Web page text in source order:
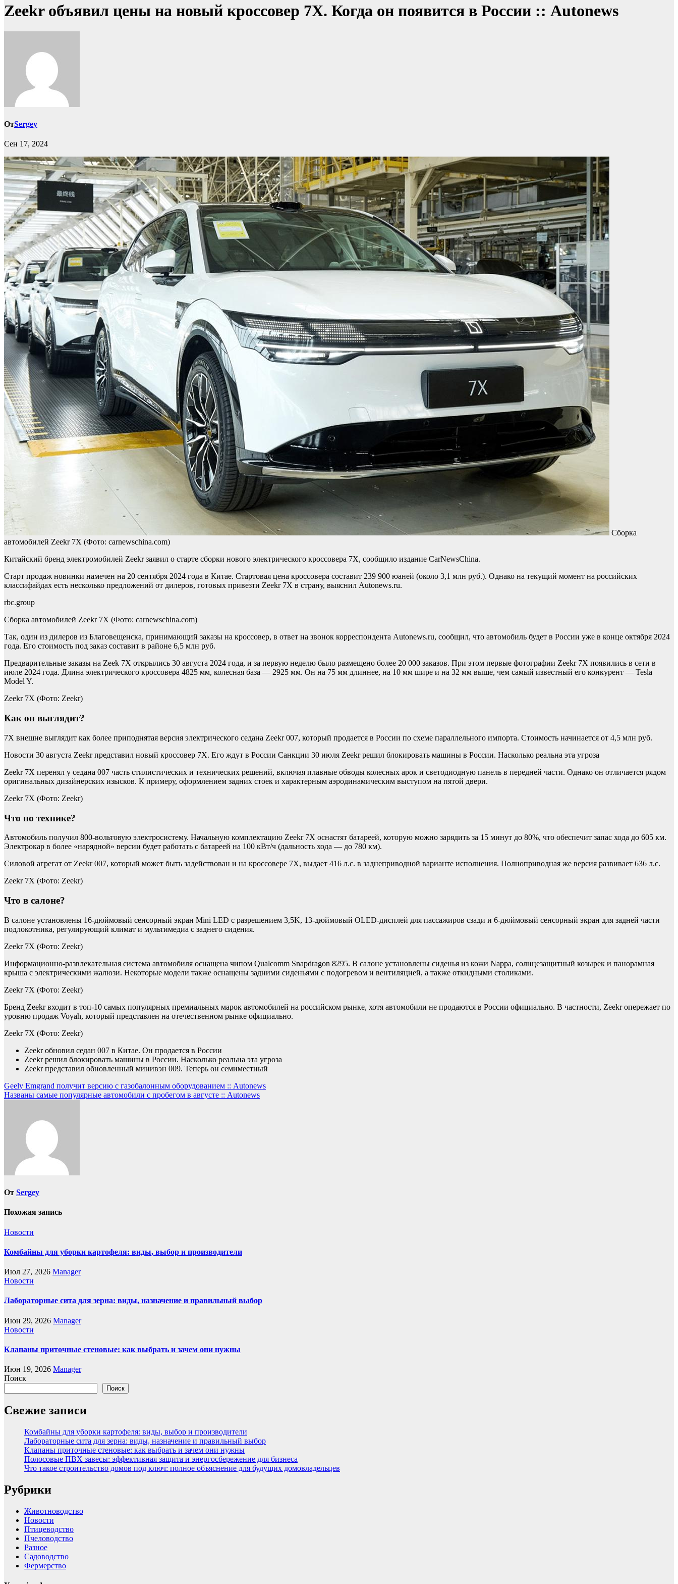
Zeekr объявил цены на новый кроссовер 7X. Когда он появится в России :: Autonews
ОтSergey
Сен 17, 2024
Сборка
автомобилей Zeekr 7X (Фото: carnewschina.com)
Китайский бренд электромобилей Zeekr заявил о старте сборки нового электрического кроссовера 7X, сообщило издание CarNewsChina.
Старт продаж новинки намечен на 20 сентября 2024 года в Китае. Стартовая цена кроссовера составит 239 900 юаней (около 3,1 млн руб.). Однако на текущий момент на российских
классифайдах есть несколько предложений от дилеров, готовых привезти Zeekr 7X в страну, выяснил Autonews.ru.
rbc.group
Сборка автомобилей Zeekr 7X (Фото: carnewschina.com)
Так, один из дилеров из Благовещенска, принимающий заказы на кроссовер, в ответ на звонок корреспондента Autonews.ru, сообщил, что автомобиль будет в России уже в конце октября 2024
года. Его стоимость под заказ составит в районе 6,5 млн руб.
Предварительные заказы на Zeek 7X открылись 30 августа 2024 года, и за первую неделю было размещено более 20 000 заказов. При этом первые фотографии Zeekr 7X появились в сети в
июле 2024 года. Длина электрического кроссовера 4825 мм, колесная база — 2925 мм. Он на 75 мм длиннее, на 10 мм шире и на 32 мм выше, чем самый известный его конкурент — Tesla
Model Y.
Zeekr 7X (Фото: Zeekr)
Как он выглядит?
7X внешне выглядит как более приподнятая версия электрического седана Zeekr 007, который продается в России по схеме параллельного импорта. Стоимость начинается от 4,5 млн руб.
Новости 30 августа Zeekr представил новый кроссовер 7X. Его ждут в России Санкции 30 июля Zeekr решил блокировать машины в России. Насколько реальна эта угроза
Zeekr 7X перенял у седана 007 часть стилистических и технических решений, включая плавные обводы колесных арок и светодиодную панель в передней части. Однако он отличается рядом
оригинальных дизайнерских изысков. К примеру, оформлением задних стоек и характерным аэродинамическим выступом на пятой двери.
Zeekr 7X (Фото: Zeekr)
Что по технике?
Автомобиль получил 800-вольтовую электросистему. Начальную комплектацию Zeekr 7X оснастят батареей, которую можно зарядить за 15 минут до 80%, что обеспечит запас хода до 605 км.
Электрокар в более «нарядной» версии будет работать с батареей на 100 кВт/ч (дальность хода — до 780 км).
Силовой агрегат от Zeekr 007, который может быть задействован и на кроссовере 7X, выдает 416 л.с. в заднеприводной варианте исполнения. Полноприводная же версия развивает 636 л.с.
Zeekr 7X (Фото: Zeekr)
Что в салоне?
В салоне установлены 16-дюймовый сенсорный экран Mini LED с разрешением 3,5K, 13-дюймовый OLED-дисплей для пассажиров сзади и 6-дюймовый сенсорный экран для задней части
подлокотника, регулирующий климат и мультимедиа с заднего сидения.
Zeekr 7X (Фото: Zeekr)
Информационно-развлекательная система автомобиля оснащена чипом Qualcomm Snapdragon 8295. В салоне установлены сиденья из кожи Nappa, солнцезащитный козырек и панорамная
крыша с электрическими жалюзи. Некоторые модели также оснащены задними сиденьями с подогревом и вентиляцией, а также откидными столиками.
Zeekr 7X (Фото: Zeekr)
Бренд Zeekr входит в топ-10 самых популярных премиальных марок автомобилей на российском рынке, хотя автомобили не продаются в России официально. В частности, Zeekr опережает по
уровню продаж Voyah, который представлен на отечественном рынке официально.
Zeekr 7X (Фото: Zeekr)
Zeekr обновил седан 007 в Китае. Он продается в России
Zeekr решил блокировать машины в России. Насколько реальна эта угроза
Zeekr представил обновленный минивэн 009. Теперь он семиместный
Навигация
по
Geely Emgrand получит версию с газобалонным оборудованием :: Autonews
Названы самые популярные автомобили с пробегом в августе :: Autonews
От Sergey
Похожая запись
Новости
Комбайны для уборки картофеля: виды, выбор и производители
Июл 27, 2026 Manager
Новости
Лабораторные сита для зерна: виды, назначение и правильный выбор
Июн 29, 2026 Manager
Новости
Клапаны приточные стеновые: как выбрать и зачем они нужны
Июн 19, 2026 Manager
Поиск
Поиск
Свежие записи
Комбайны для уборки картофеля: виды, выбор и производители
Лабораторные сита для зерна: виды, назначение и правильный выбор
Клапаны приточные стеновые: как выбрать и зачем они нужны
Полосовые ПВХ завесы: эффективная защита и энергосбережение для бизнеса
Что такое строительство домов под ключ: полное объяснение для будущих домовладельцев
Рубрики
Животноводство
Новости
Птицеводство
Пчеловодство
Разное
Садоводство
Фермерство